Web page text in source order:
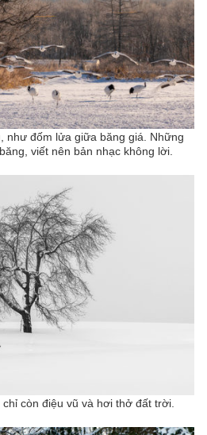
như đốm lửa giữa băng giá. Những
viết nên bản nhạc không lời.
còn điệu vũ và hơi thở đất trời.